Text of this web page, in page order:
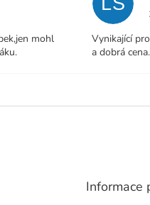
je 5 z 5 hvězdiček.
mohl
Vynikající
a dobrá cena.
Informace